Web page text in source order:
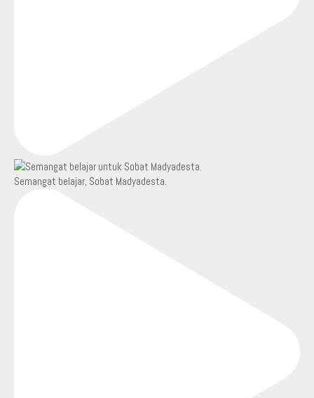
Semangat belajar, Sobat Madyadesta.